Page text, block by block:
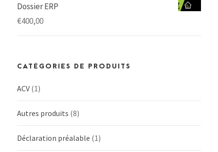
Dossier ERP
€400,00
CATÉGORIES DE PRODUITS
ACV (1)
Autres produits (8)
Déclaration préalable (1)